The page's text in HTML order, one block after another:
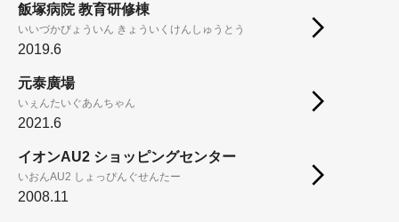
飯塚病院 教育研修棟
いいづかびょういん きょういくけんしゅうとう
2019.6
元泰廣場
いぇんたいぐあんちゃん
2021.6
イオンAU2 ショッピングセンター
いおんAU2 しょっぴんぐせんたー
2008.11